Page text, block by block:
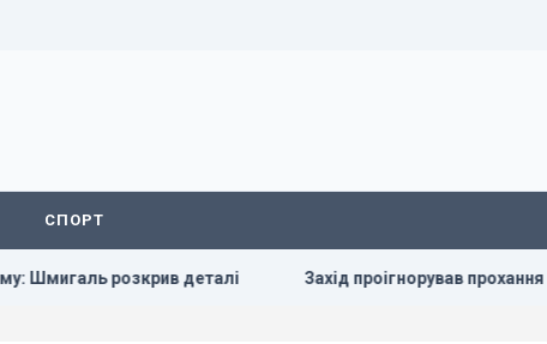
СПОРТ
деталі Захід проігнорував прохання Києва про